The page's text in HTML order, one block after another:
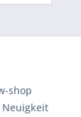
shop
Neuigkeit